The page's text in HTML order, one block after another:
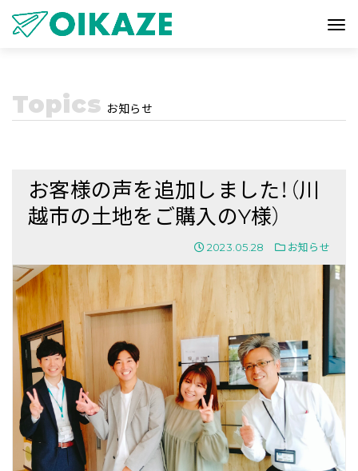
Topics お知らせ
お客様の声を追加しました！（川
越市の土地をご購入のY様）
2023.05.28 お知らせ